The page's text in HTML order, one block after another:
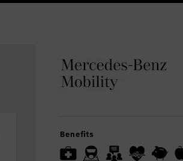
Benefits